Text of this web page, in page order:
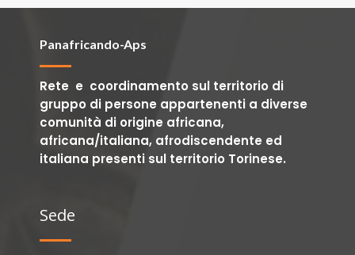
Panafricando-Aps
Rete e coordinamento sul territorio di
gruppo di persone appartenenti a diverse
comunità di origine africana,
africana/italiana, afrodiscendente ed
italiana presenti sul territorio Torinese.
Sede